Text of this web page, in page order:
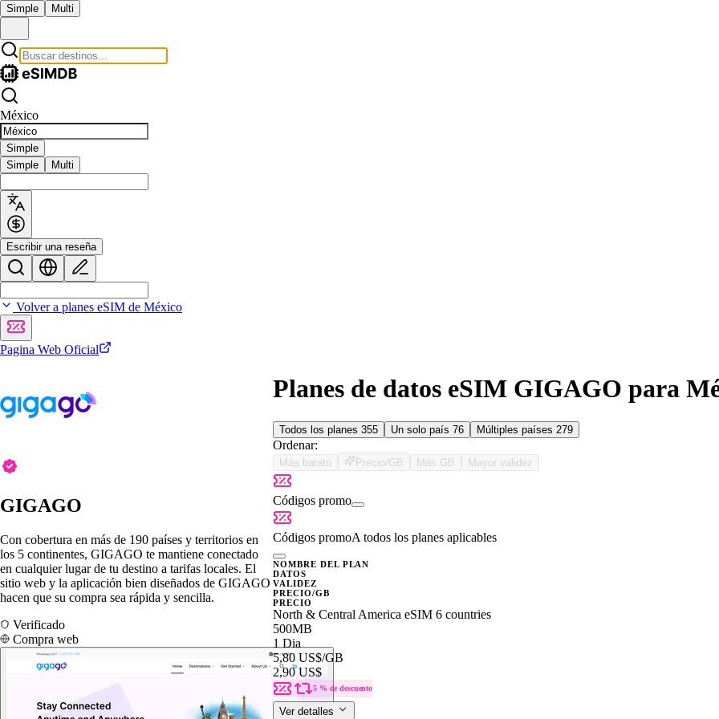
Simple Multi
México
Simple
Simple
Multi
Escribir una reseña
Volver a planes eSIM de México
Pagina Web Oficial
GIGAGO
Con cobertura en más de 190 países y territorios en
los 5 continentes, GIGAGO te mantiene conectado
en cualquier lugar de tu destino a tarifas locales. El
sitio web y la aplicación bien diseñados de GIGAGO
hacen que su compra sea rápida y sencilla.
Verificado
Compra web
Planes de datos eSIM GIGAGO para
Todos los planes 355 Un solo país 76 Múltiples países 279
Ordenar:
Más barato Precio/GB Más GB Mayor validez
Códigos promo
Códigos promoA todos los planes aplicables
NOMBRE DEL PLAN
DATOS
VALIDEZ
PRECIO/GB
PRECIO
North & Central America eSIM 6 countries
500MB
1 Dia
5,80 US$/GB
2,90 US$
5 % de descuento
Ver detalles